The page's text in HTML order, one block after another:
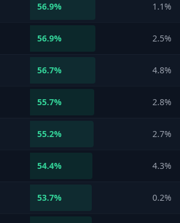
56.9% 1.1%
56.9% 2.5%
56.7% 4.8%
55.7% 2.8%
55.2% 2.7%
54.4% 4.3%
53.7% 0.2%